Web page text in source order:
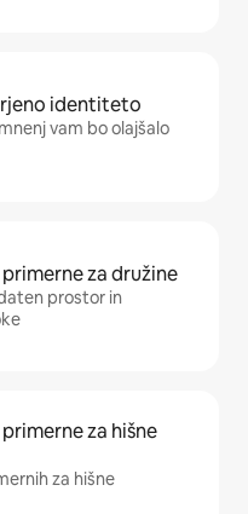
identiteto
vam bo olajšalo
za družine
prostor in
za hišne
za hišne